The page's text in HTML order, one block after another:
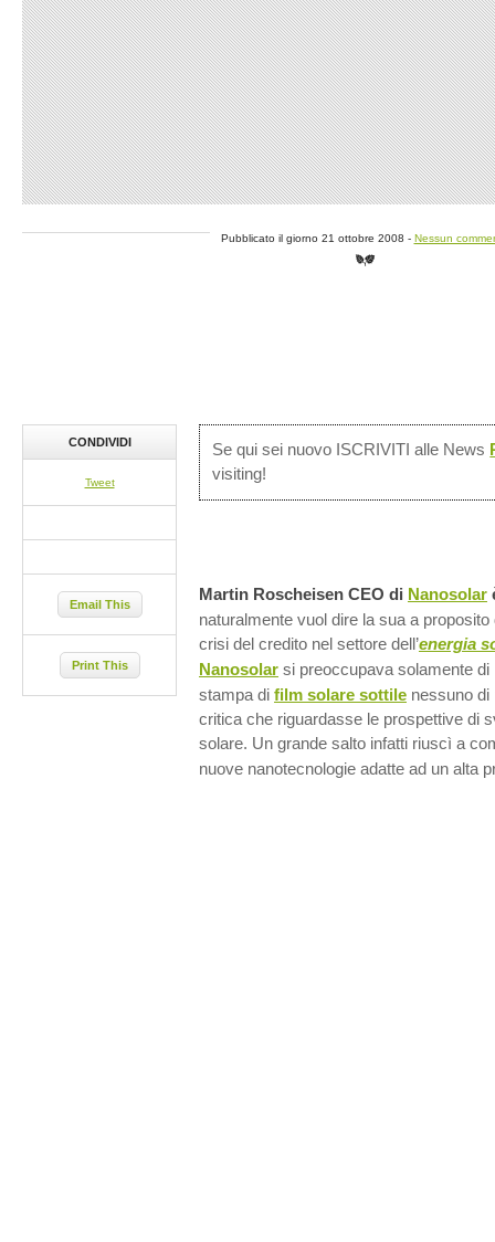
Pubblicato il giorno 21 ottobre 2008 - Nessun
Se qui sei nuovo ISCRIVITI alle News
visiting!
Martin Roscheisen CEO di Nanosolar
naturalmente vuol dire la sua a proposito
crisi del credito nel settore dell’energia
Nanosolar si preoccupava solamente
stampa di film solare sottile nessuno di
critica che riguardasse le prospettive di
solare. Un grande salto infatti riuscì a
nuove nanotecnologie adatte ad un alta
CONDIVIDI
Tweet
Email This
Print This